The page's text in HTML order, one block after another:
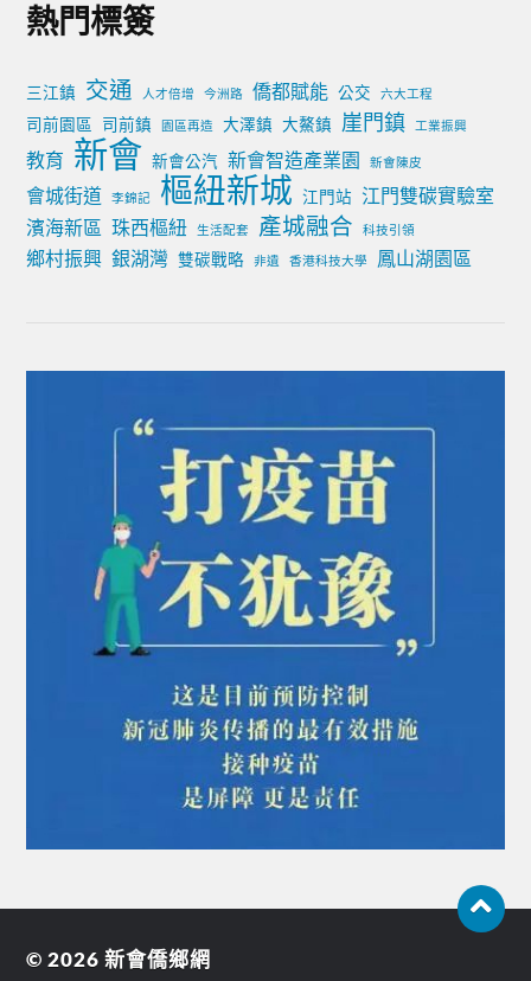
熱門標簽
三江鎮 交通 人才倍增 今洲路 僑都賦能 公交 六大工程
司前園區 司前鎮 園區再造 大澤鎮 大鰲鎮 崖門鎮 工業振興
教育 新會 新會公汽 新會智造產業園 新會陳皮
會城街道 李錦記 樞紐新城 江門站
江門雙碳實驗室
濱海新區 珠西樞紐 生活配套 產城融合 科技引領
鄉村振興 銀湖灣 雙碳戰略 非遺 香港科技大學 鳳山湖園區
© 2026新會僑鄉網